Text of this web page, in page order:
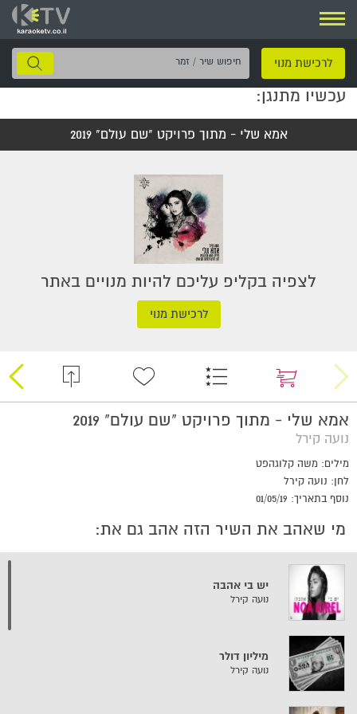
ניווט
לרכישת מנוי
חיפוש
שיר
עכשיו מתנגן:
אמא שלי - מתוך פרויקט "שם עולם" 2019
לצפיה בקליפ עליכם להיות מנויים באתר
לרכישת מנוי
אמא שלי - מתוך פרויקט "שם עולם" 2019
נועה קירל
מילים: משה קלוגהפט
לחן: נועה קירל
נוסף בתאריך: 01/05/19
מי שאהב את השיר הזה אהב גם את:
יש בי אהבה
נועה קירל
מיליון דולר
נועה קירל